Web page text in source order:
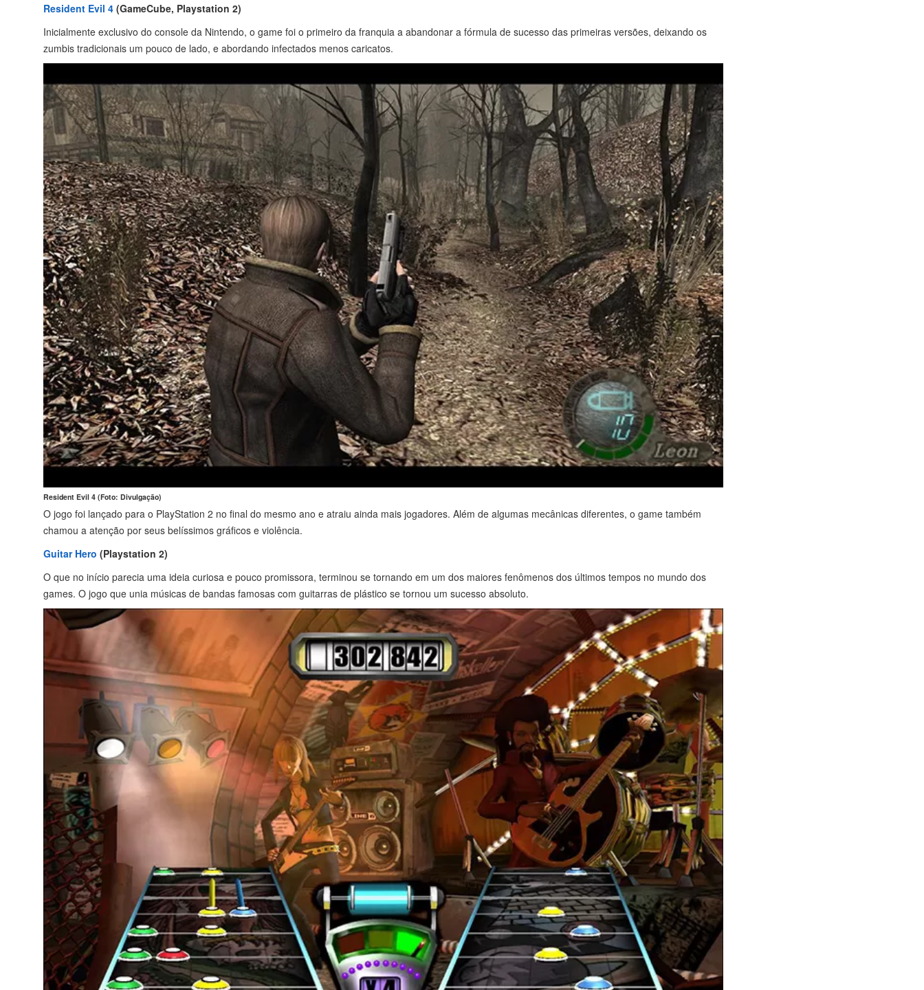
Resident Evil 4(GameCube, Playstation 2)
Inicialmente exclusivo do console da Nintendo, o game foi o primeiro da franquia a abandonar a fórmula de sucesso das primeiras versões, deixando os
zumbis tradicionais um pouco de lado, e abordando infectados menos caricatos.
Resident Evil 4 (Foto: Divulgação)
O jogo foi lançado para o PlayStation 2 no final do mesmo ano e atraiu ainda mais jogadores. Além de algumas mecânicas diferentes, o game também
chamou a atenção por seus belíssimos gráficos e violência.
Guitar Hero (Playstation 2)
O que no início parecia uma ideia curiosa e pouco promissora, terminou se tornando em um dos maiores fenômenos dos últimos tempos no mundo dos
games. O jogo que unia músicas de bandas famosas com guitarras de plástico se tornou um sucesso absoluto.